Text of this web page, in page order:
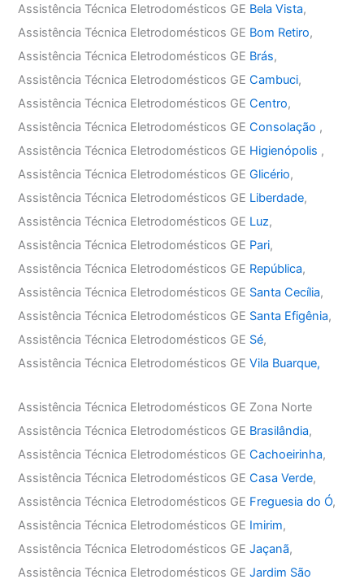
Assistência Técnica Eletrodomésticos GE Bela Vista,
Assistência Técnica Eletrodomésticos GE Bom Retiro,
Assistência Técnica Eletrodomésticos GE Brás,
Assistência Técnica Eletrodomésticos GECambuci,
Assistência Técnica Eletrodomésticos GECentro,
Assistência Técnica Eletrodomésticos GEConsolação ,
Assistência Técnica Eletrodomésticos GE Higienópolis ,
Assistência Técnica Eletrodomésticos GEGlicério,
Assistência Técnica Eletrodomésticos GE Liberdade,
Assistência Técnica Eletrodomésticos GE Luz,
Assistência Técnica Eletrodomésticos GE Pari,
Assistência Técnica Eletrodomésticos GE República,
Assistência Técnica Eletrodomésticos GE Santa Cecília,
Assistência Técnica Eletrodomésticos GE Santa Efigênia,
Assistência Técnica Eletrodomésticos GE Sé,
Assistência Técnica Eletrodomésticos GEVila Buarque,
Assistência Técnica Eletrodomésticos GE Zona Norte
Assistência Técnica Eletrodomésticos GE Brasilândia,
Assistência Técnica Eletrodomésticos GECachoeirinha,
Assistência Técnica Eletrodomésticos GECasa Verde,
Assistência Técnica Eletrodomésticos GE Freguesia do Ó,
Assistência Técnica Eletrodomésticos GE Imirim,
Assistência Técnica Eletrodomésticos GEJaçanã,
Assistência Técnica Eletrodomésticos GEJardim São